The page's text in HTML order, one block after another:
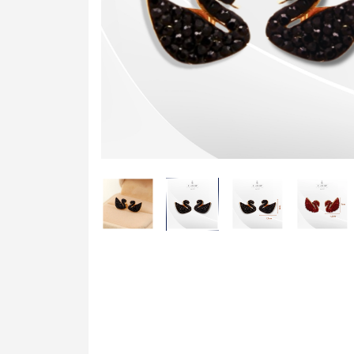
Cài Áo Ong
Khăn 60*60cm
Khăn 70*70cm